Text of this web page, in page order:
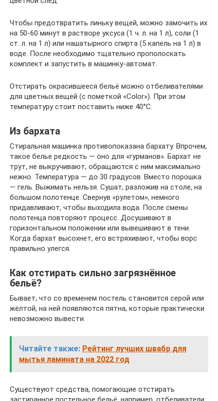
Чтобы предотвратить линьку вещей, можно замочить их
на 50-60 минут в растворе уксуса (1 ч. л. на 1 л), соли (1
ст. л. на 1 л) или нашатырного спирта (5 капель на 1 л) в
воде. После необходимо тщательно прополоскать
комплект и запустить в машинку-автомат.
Отстирать окрасившееся бельё можно отбеливателями
для цветных вещей (с пометкой «Color»). При этом
температуру стоит поставить ниже 40°C.
Из бархата
Стиральная машинка противопоказана бархату. Впрочем,
такое белье редкость — оно для «гурманов». Бархат не
трут, не выкручивают, обращаются с ним максимально
нежно. Температура — до 30 градусов. Вместо порошка
— гель. Выжимать нельзя. Сушат, разложив на столе, на
большом полотенце. Свернув «рулетом», немного
придавливают, чтобы выходила вода. После смены
полотенца повторяют процесс. Досушивают в
горизонтальном положении или вывешивают в тени.
Когда бархат высохнет, его встряхивают, чтобы ворс
правильно улегся.
Как отстирать сильно загрязнённое
бельё?
Бывает, что со временем постель становится серой или
жёлтой, на ней появляются пятна, которые практически
невозможно вывести.
Читайте также: Рейтинг лучших швабр для
мытья ламината на 2022 год
Существуют средства, помогающие отстирать